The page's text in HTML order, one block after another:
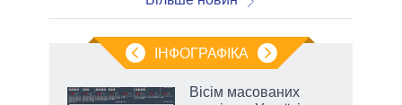
ІНФОГРАФІКА
Вісім масованих